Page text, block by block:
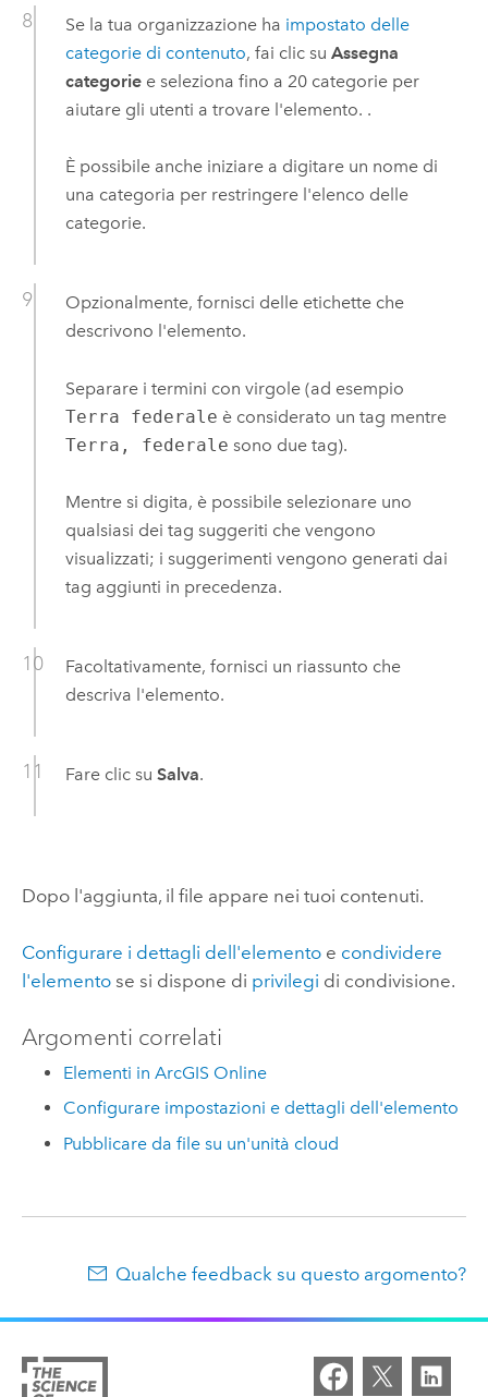
Se la tua organizzazione ha impostato delle
categorie di contenuto, fai clic su Assegna
categoriee seleziona fino a 20 categorie per
aiutare gli utenti a trovare l'elemento. .
È possibile anche iniziare a digitare un nome di
una categoria per restringere l'elenco delle
categorie.
Opzionalmente, fornisci delle etichette che
descrivono l'elemento.
Separare i termini con virgole (ad esempio
Terra federale è considerato un tag mentre
Terra, federale sono due tag).
Mentre si digita, è possibile selezionare uno
qualsiasi dei tag suggeriti che vengono
visualizzati; i suggerimenti vengono generati dai
tag aggiunti in precedenza.
Facoltativamente, fornisci un riassunto che
descriva l'elemento.
Fare clic su Salva.
Dopo l'aggiunta, il file appare nei tuoi contenuti.
Configurare i dettagli dell'elementoe condividere
l'elementose si dispone di privilegi di condivisione.
Argomenti correlati
Elementi in ArcGIS Online
Configurare impostazioni e dettagli dell'elemento
Pubblicare da file su un'unità cloud
Qualche feedback su questo argomento?